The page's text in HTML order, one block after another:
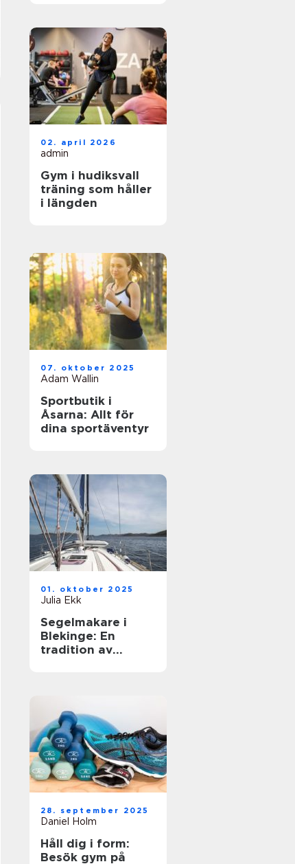
02. april 2026
admin
Gym i hudiksvall
träning som håller
i längden
07. oktober 2025
Adam Wallin
Sportbutik i
Åsarna: Allt för
dina sportäventyr
01. oktober 2025
Julia Ekk
Segelmakare i
Blekinge: En
tradition av
28. september 2025
Daniel Holm
Håll dig i form:
Besök gym på